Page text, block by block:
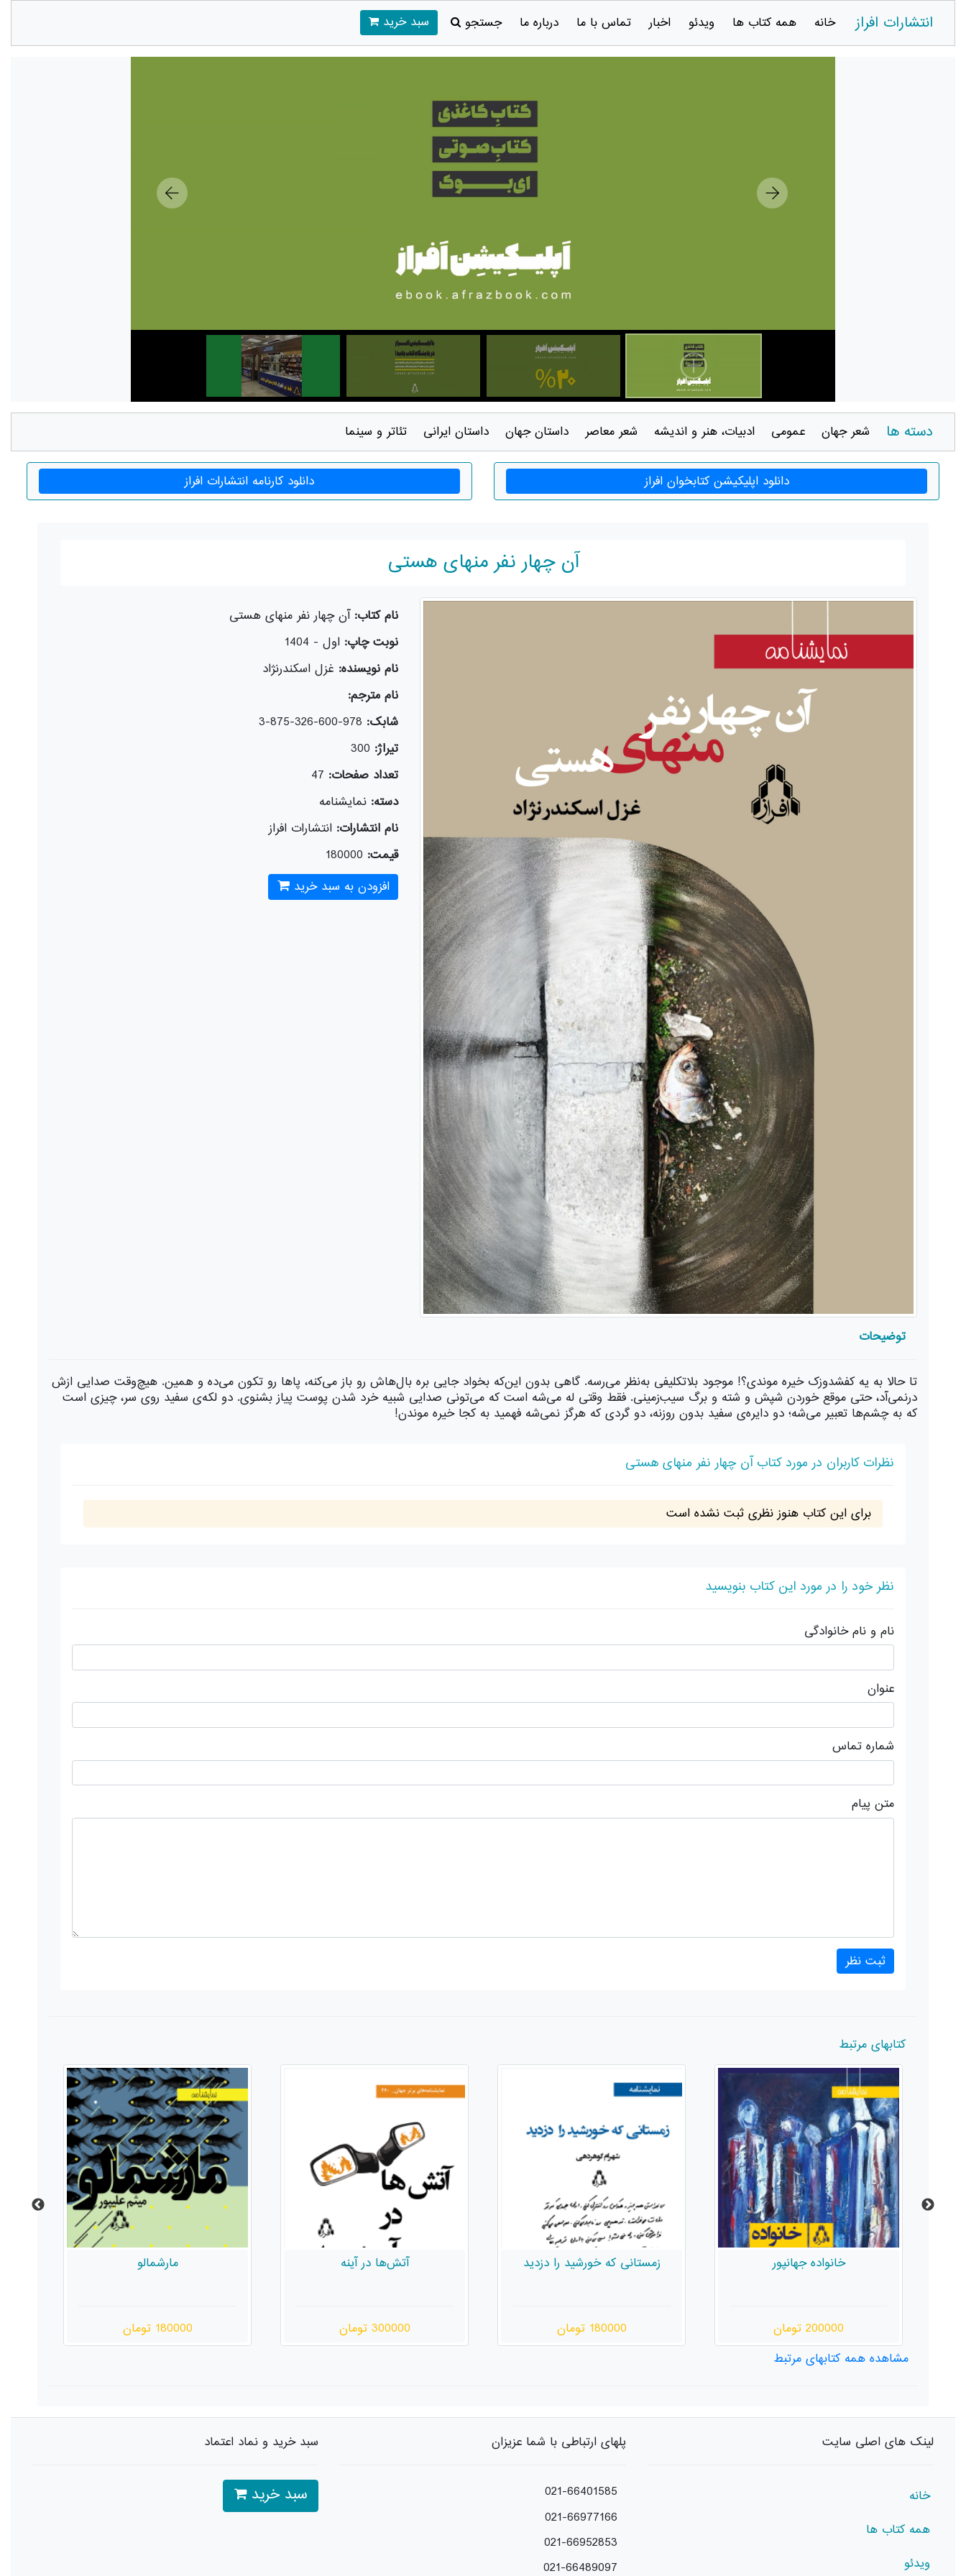
انتشارات افراز خانه همه کتاب ها ویدئو اخبار تماس با ما درباره ما جستجو سبد خرید
دسته ها شعر جهان عمومی ادبيات، هنر و انديشه شعر معاصر داستان جهان داستان ايرانی تئاتر و سينما
دانلود اپلیکیشن کتابخوان افراز دانلود کارنامه انتشارات افراز
آن چهار نفر منهای هستی
نام کتاب:آن چهار نفر منهای هستی
نوبت چاپ:اول - 1404
نام نویسنده: غزل اسکندرنژاد
نام مترجم:
شابک: 978-600-326-875-3
تیراژ: 300
تعداد صفحات: 47
دسته:نمايشنامه‌
نام انتشارات:انتشارات افراز
قیمت: 180000
افزودن به سبد خرید
توضیحات
تا حالا به یه کفشدوزک خیره موندی؟! موجود بلاتکلیفی به‌نظر می‌رسه. گاهی بدون این‌که بخواد جایی بره بال‌هاش رو باز می‌کنه، پاها رو تکون می‌ده و همین. هیچ‌وقت صدایی ازش
درنمی‌آد، حتی موقع خوردن شپش و شته و برگ سیب‌زمینی. فقط وقتی له می‌شه است که می‌تونی صدایی شبیه خرد شدن پوست پیاز بشنوی. دو لکه‌ی سفید روی سر، چیزی است
که به چشم‌ها تعبیر می‌شه؛ دو دایره‌ی سفید بدون روزنه، دو گردی که هرگز نمی‌شه فهمید به کجا خیره موندن!
نظرات کاربران در مورد کتاب آن چهار نفر منهای هستی
برای این کتاب هنوز نظری ثبت نشده است
نظر خود را در مورد این کتاب بنویسید
نام و نام خانوادگی
عنوان
شماره تماس
متن پیام
کتابهای مرتبط
گفت‌وگو در طبقه‌ی منفی یک
180000 تومان
مارشمالو
180000 تومان
آتش‌ها در آینه
300000 تومان
زمستانی که خورشید را دزدید
180000 تومان
مشاهده همه کتابهای مرتبط
لینک های اصلی سایت
خانه
همه کتاب ها
ویدئو
پلهای ارتباطی با شما عزیزان
021-66401585
021-66977166
021-66952853
021-66489097
سبد خرید و نماد اعتماد
سبد خرید